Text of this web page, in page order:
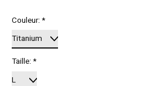
Couleur:*
Taille:*